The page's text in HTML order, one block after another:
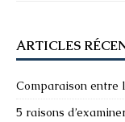
ARTICLES
Comparaison entre
5 raisons